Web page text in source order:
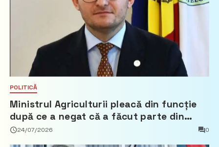
POLITICĂ
Ministrul Agriculturii pleacă din funcție
după ce a negat că a făcut parte din
Partidul Democrat
24/07/2026 0